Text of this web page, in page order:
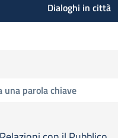
Dialoghi in città